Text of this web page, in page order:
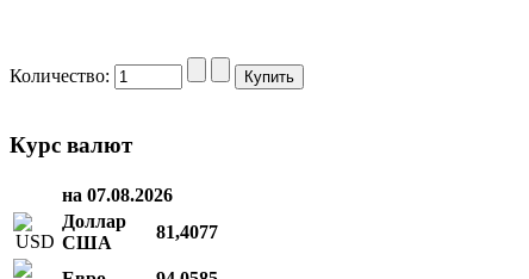
Количество:
Курс валют
на 07.08.2026
Доллар
США
81,4077